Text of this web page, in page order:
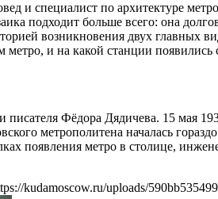
и специалист по архитектуре
подходит больше всего: она
возникновения двух главных
и на какой станции
писателя Фёдора Дядичева. 15 мая
метрополитена началась
появления метро в столице,
kudamoscow.ru/uploads/